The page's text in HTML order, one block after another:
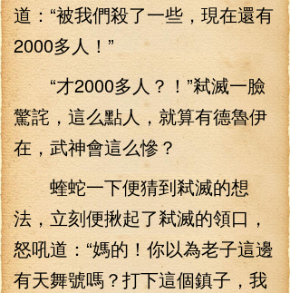
道：“被我們殺了一些，現在還有
2000多人！”
“才2000多人？！”弒滅一臉
驚詫，這么點人，就算有德魯伊
在，武神會這么慘？
蝰蛇一下便猜到弒滅的想
法，立刻便揪起了弒滅的領口，
怒吼道：“媽的！你以為老子這邊
有天舞號嗎？打下這個鎮子，我